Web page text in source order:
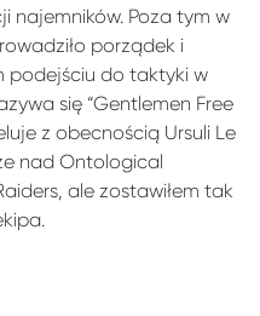
najemników. Poza tym w
porządek i
podejściu do taktyki w
się “Gentlemen Free
z obecnością Ursuli Le
nad Ontological
ale zostawiłem tak